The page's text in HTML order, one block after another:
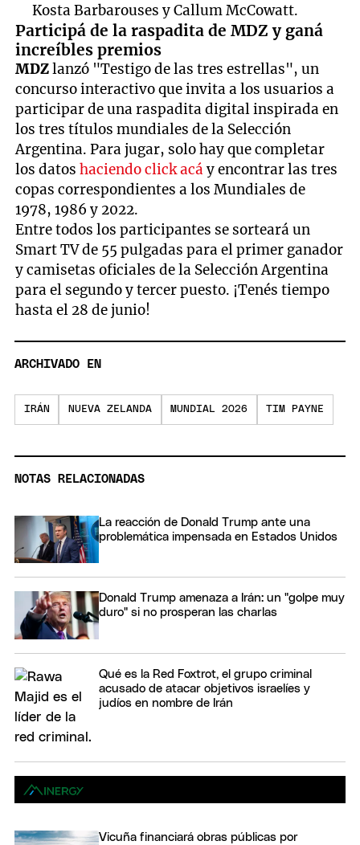
Kosta Barbarouses y Callum McCowatt.
Participá de la raspadita de MDZ y ganá
increíbles premios
MDZlanzó "Testigo de las tres estrellas", un
concurso interactivo que invita a los usuarios a
participar de una raspadita digital inspirada en
los tres títulos mundiales de la Selección
Argentina. Para jugar, solo hay que completar
los datoshaciendo click acá y encontrar las tres
copas correspondientes a los Mundiales de
1978, 1986 y 2022.
Entre todos los participantes se sorteará un
Smart TV de 55 pulgadas para el primer ganador
y camisetas oficiales de la Selección Argentina
para el segundo y tercer puesto. ¡Tenés tiempo
hasta el 28 de junio!
ARCHIVADO EN
IRÁN NUEVA ZELANDA MUNDIAL 2026 TIM PAYNE
NOTAS RELACIONADAS
La reacción de Donald Trump ante una
problemática impensada en Estados Unidos
Donald Trump amenaza a Irán: un "golpe muy
duro" si no prosperan las charlas
Qué es la Red Foxtrot, el grupo criminal
acusado de atacar objetivos israelíes y
judíos en nombre de Irán
Vicuña financiará obras públicas por